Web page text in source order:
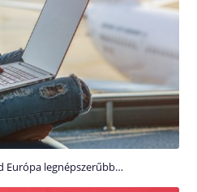
Európa legnépszerűbb…